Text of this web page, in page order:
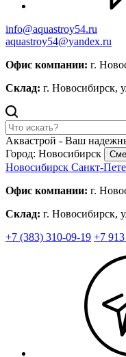
info@aquastroy54.ru
aquastroy54@yandex.ru
Офис компании: г.
Склад: г. Новосибирск,
Аквастрой - Ваш
Город: Новосибирск
Новосибирск Санкт-
Офис компании: г.
Склад: г. Новосибирск,
+7 (383) 310-09-19 +7